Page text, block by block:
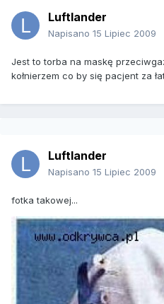
Luftlander
Napisano 15 Lipiec 2009
Jest to torba na maskę
kołnierzem co by się pacjent za
Luftlander
Napisano 15 Lipiec 2009
fotka takowej...